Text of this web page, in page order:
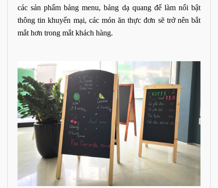
các sản phẩmbảng menu,bảng dạ quangđể làm nổi bật
thông tin khuyến mại, các món ăn thực đơn sẽ trở nên bắt
mắt hơn trong mắt khách hàng.